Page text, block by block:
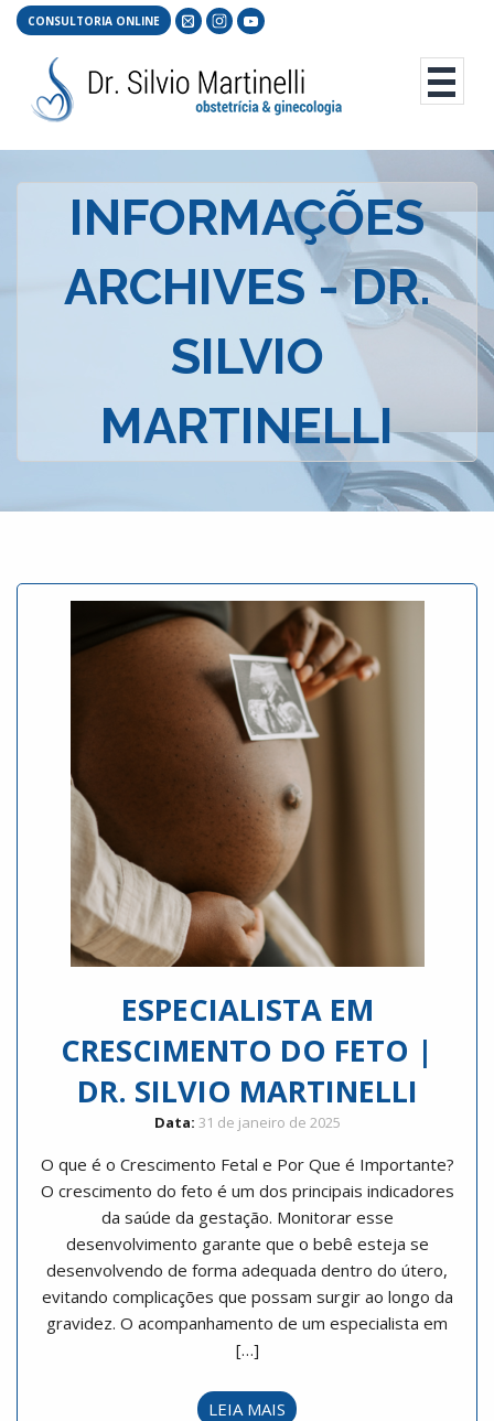
CONSULTORIA ONLINE
INFORMAÇÕES
ARCHIVES - DR.
SILVIO
MARTINELLI
ESPECIALISTA EM
CRESCIMENTO DO FETO |
DR. SILVIO MARTINELLI
Data: 31 de janeiro de 2025
O que é o Crescimento Fetal e Por Que é Importante?
O crescimento do feto é um dos principais indicadores
da saúde da gestação. Monitorar esse
desenvolvimento garante que o bebê esteja se
desenvolvendo de forma adequada dentro do útero,
evitando complicações que possam surgir ao longo da
gravidez. O acompanhamento de um especialista em
[…]
LEIA MAIS